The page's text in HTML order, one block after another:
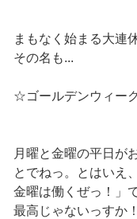
まもなく始まる大連
その名も...
☆ゴールデンウィー
月曜と金曜の平日が
とでねっ。とはいえ
金曜は働くぜっ！」
最高じゃないっすか